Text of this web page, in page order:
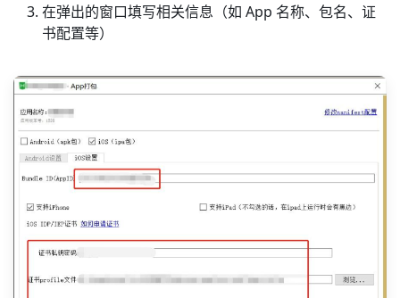
在弹出的窗口填写相关信息（如 App 名称、包名、证
书配置等）